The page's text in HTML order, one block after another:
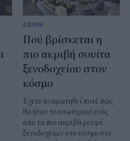
ΔΙΕΘΝΗ
Πού βρίσκεται η
πιο ακριβή σουίτα
ξενοδοχείου στον
κόσμο
Έχετε αναρωτηθεί ποτέ πώς
θα ήταν το εσωτερικό ενός
από τα πιο ακριβά ρετιρέ
ξενοδοχείων στο κόσμο στο